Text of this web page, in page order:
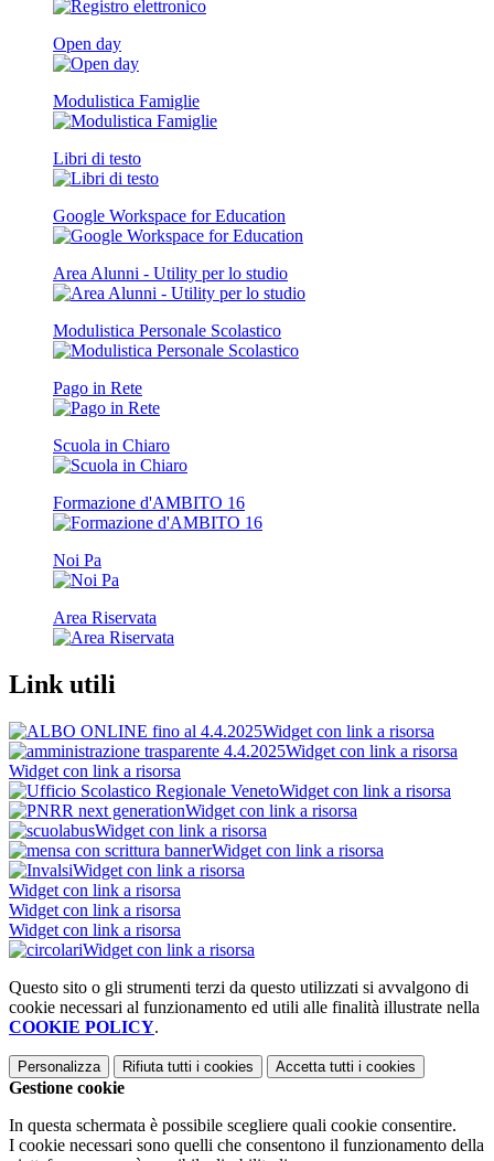
Open day
Modulistica Famiglie
Libri di testo
Google Workspace for Education
Area Alunni - Utility per lo studio
Modulistica Personale Scolastico
Pago in Rete
Scuola in Chiaro
Formazione d'AMBITO 16
Noi Pa
Area Riservata
Link utili
Widget con link a risorsa
Widget con link a risorsa
Widget con link a risorsa
Widget con link a risorsa
Widget con link a risorsa
Widget con link a risorsa
Widget con link a risorsa
Widget con link a risorsa
Widget con link a risorsa
Widget con link a risorsa
Widget con link a risorsa
Widget con link a risorsa
Questo sito o gli strumenti terzi da questo utilizzati si avvalgono di
cookie necessari al funzionamento ed utili alle finalità illustrate nella
COOKIE POLICY.
Personalizza Rifiuta tutti i cookies Accetta tutti i cookies
Gestione cookie
In questa schermata è possibile scegliere quali cookie consentire.
I cookie necessari sono quelli che consentono il funzionamento della